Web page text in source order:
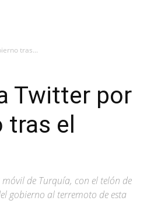
tras...
Twitter por
el
de Turquía, con el telón de
gobierno al terremoto de esta